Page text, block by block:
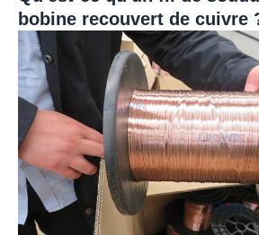
bobine recouvert de cuivre